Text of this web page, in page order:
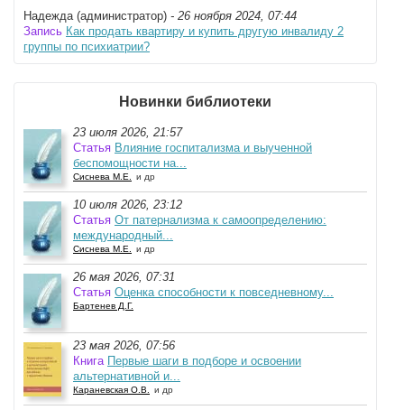
Надежда (администратор) - 26 ноября 2024, 07:44
Запись Как продать квартиру и купить другую инвалиду 2
группы по психиатрии?
Новинки библиотеки
23 июля 2026, 21:57
Статья Влияние госпитализма и выученной
беспомощности на...
Сиснева М.Е. и др
10 июля 2026, 23:12
Статья От патернализма к самоопределению:
международный...
Сиснева М.Е. и др
26 мая 2026, 07:31
Статья Оценка способности к повседневному...
Бартенев Д.Г.
23 мая 2026, 07:56
Книга Первые шаги в подборе и освоении
альтернативной и...
Караневская О.В. и др